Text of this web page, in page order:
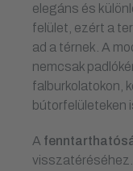
elegáns és
felület, ezért a
ad a térnek. A
nemcsak
falburkolatokon,
bútorfelületeken
A